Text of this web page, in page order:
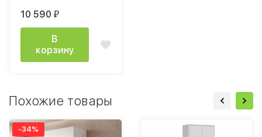
10 590 ₽
В
корзину
Похожие товары
-34%